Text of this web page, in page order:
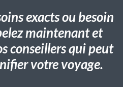
exacts ou besoin
maintenant et
conseillers qui peut
votre voyage.